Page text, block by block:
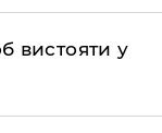
вистояти у